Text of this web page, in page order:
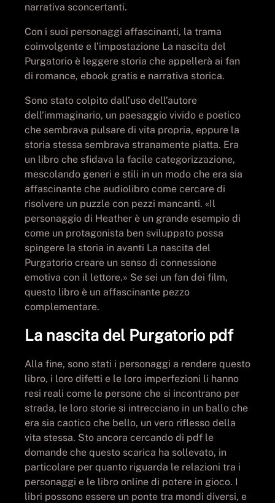
narrativa sconcertanti.
Con i suoi personaggi affascinanti, la trama
coinvolgente e l’impostazione La nascita del
Purgatorio è leggere storia che appellerà ai fan
di romance, ebook gratis e narrativa storica.
Sono stato colpito dall’uso dell’autore
dell’immaginario, un paesaggio vivido e poetico
che sembrava pulsare di vita propria, eppure la
storia stessa sembrava stranamente piatta. Era
un libro che sfidava la facile categorizzazione,
mescolando generi e stili in un modo che era sia
affascinante che audiolibro come cercare di
risolvere un puzzle con pezzi mancanti. «Il
personaggio di Heather è un grande esempio di
come un protagonista ben sviluppato possa
spingere la storia in avanti La nascita del
Purgatorio creare un senso di connessione
emotiva con il lettore.» Se sei un fan dei film,
questo libro è un affascinante pezzo
complementare.
La nascita del Purgatorio pdf
Alla fine, sono stati i personaggi a rendere questo
libro, i loro difetti e le loro imperfezioni li hanno
resi reali come le persone che si incontrano per
strada, le loro storie si intrecciano in un ballo che
era sia caotico che bello, un vero riflesso della
vita stessa. Sto ancora cercando di pdf le
domande che questo scarica ha sollevato, in
particolare per quanto riguarda le relazioni tra i
personaggi e le libro online di potere in gioco. I
libri possono essere un ponte tra mondi diversi, e